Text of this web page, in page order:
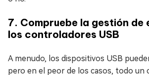
7. Compruebe la gestión de
los controladores USB
A menudo, los dispositivos USB
pero en el peor de los casos, todo un